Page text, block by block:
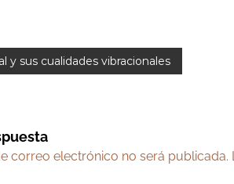
y sus cualidades vibracionales
correo electrónico no será publicada.